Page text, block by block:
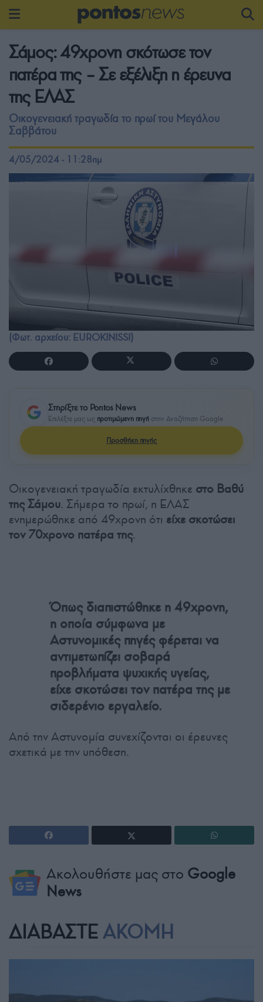
Σάμος: 49χρονη σκότωσε τον
πατέρα της – Σε εξέλιξη η έρευνα
της ΕΛΑΣ
Οικογενειακή τραγωδία το πρωί του Μεγάλου
Σαββάτου
4/05/2024 - 11:28πμ
(Φωτ. αρχείου: EUROKINISSI)
Στηρίξτε το Pontos News
Επιλέξτε μας ως προτιμώμενη πηγή στην Αναζήτηση Google
Προσθήκη πηγής
Οικογενειακή τραγωδία εκτυλίχθηκε στο Βαθύ
της Σάμου. Σήμερα το πρωί, η ΕΛΑΣ
ενημερώθηκε από 49χρονη ότι είχε σκοτώσει
τον 70χρονο πατέρα της.
Όπως διαπιστώθηκε η 49χρονη,
η οποία σύμφωνα με
Αστυνομικές πηγές φέρεται να
αντιμετωπίζει σοβαρά
προβλήματα ψυχικής υγείας,
είχε σκοτώσει τον πατέρα της με
σιδερένιο εργαλείο.
Από την Αστυνομία συνεχίζονται οι έρευνες
σχετικά με την υπόθεση.
Ακολουθήστε μας στο Google
News
ΔΙΑΒΑΣΤΕ ΑΚΟΜΗ